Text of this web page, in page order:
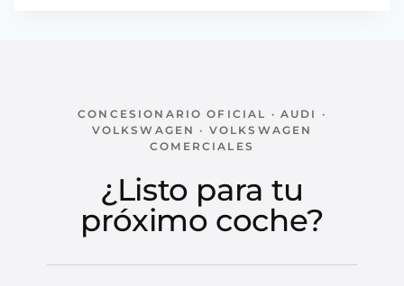
CONCESIONARIO OFICIAL · AUDI ·
VOLKSWAGEN · VOLKSWAGEN
COMERCIALES
¿Listo para tu
próximo coche?